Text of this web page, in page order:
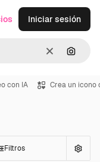
Borrar
Iniciar sesión
con IA Crea un icono
Filtros